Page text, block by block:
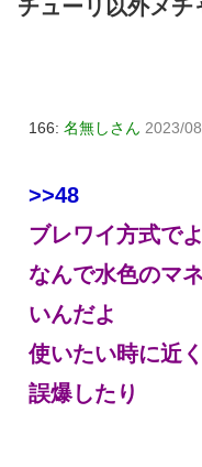
チューリ以外メチ
166: 名無しさん 2023/
>>48
ブレワイ方式で
なんで水色のマ
いんだよ
使いたい時に近
誤爆したり